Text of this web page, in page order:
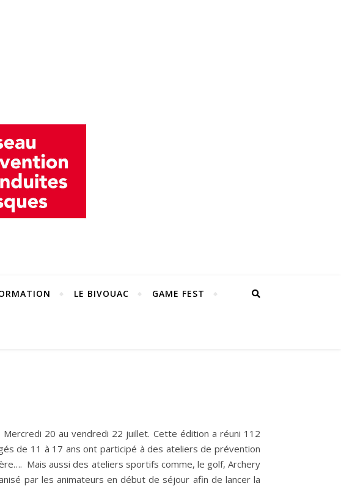
LE BIVOUAC GAME FEST
20 au vendredi 22 juillet. Cette édition a réuni 112
de 11 à 17 ans ont participé à des ateliers de prévention
Mais aussi des ateliers sportifs comme, le golf, Archery
par les animateurs en début de séjour afin de lancer la